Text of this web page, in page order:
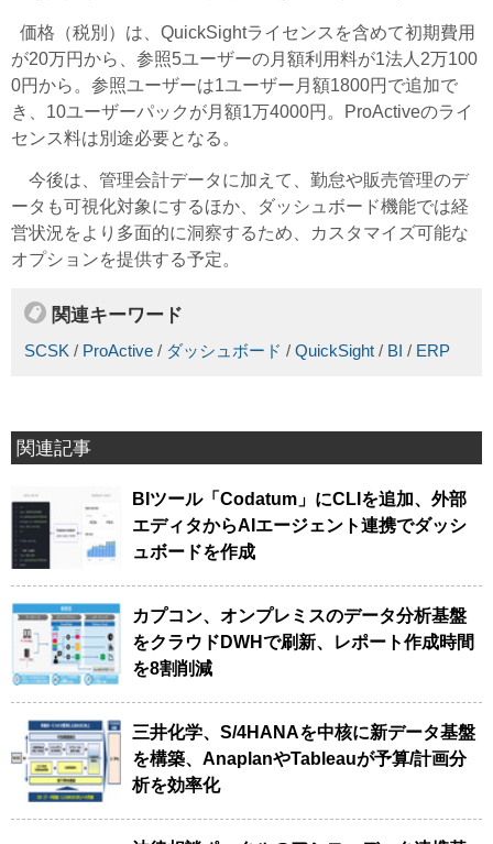
価格（税別）は、QuickSightライセンスを含めて初期費用
が20万円から、参照5ユーザーの月額利用料が1法人2万100
0円から。参照ユーザーは1ユーザー月額1800円で追加で
き、10ユーザーパックが月額1万4000円。ProActiveのライ
センス料は別途必要となる。
今後は、管理会計データに加えて、勤怠や販売管理のデ
ータも可視化対象にするほか、ダッシュボード機能では経
営状況をより多面的に洞察するため、カスタマイズ可能な
オプションを提供する予定。
関連キーワード
SCSK / ProActive / ダッシュボード / QuickSight / BI / ERP
関連記事
BIツール「Codatum」にCLIを追加、外部
エディタからAIエージェント連携でダッシ
ュボードを作成
カプコン、オンプレミスのデータ分析基盤
をクラウドDWHで刷新、レポート作成時間
を8割削減
三井化学、S/4HANAを中核に新データ基盤
を構築、AnaplanやTableauが予算/計画分
析を効率化